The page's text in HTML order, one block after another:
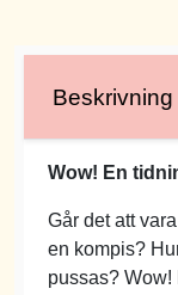
Beskrivning
Wow! En
Går det att
en kompis?
pussas?